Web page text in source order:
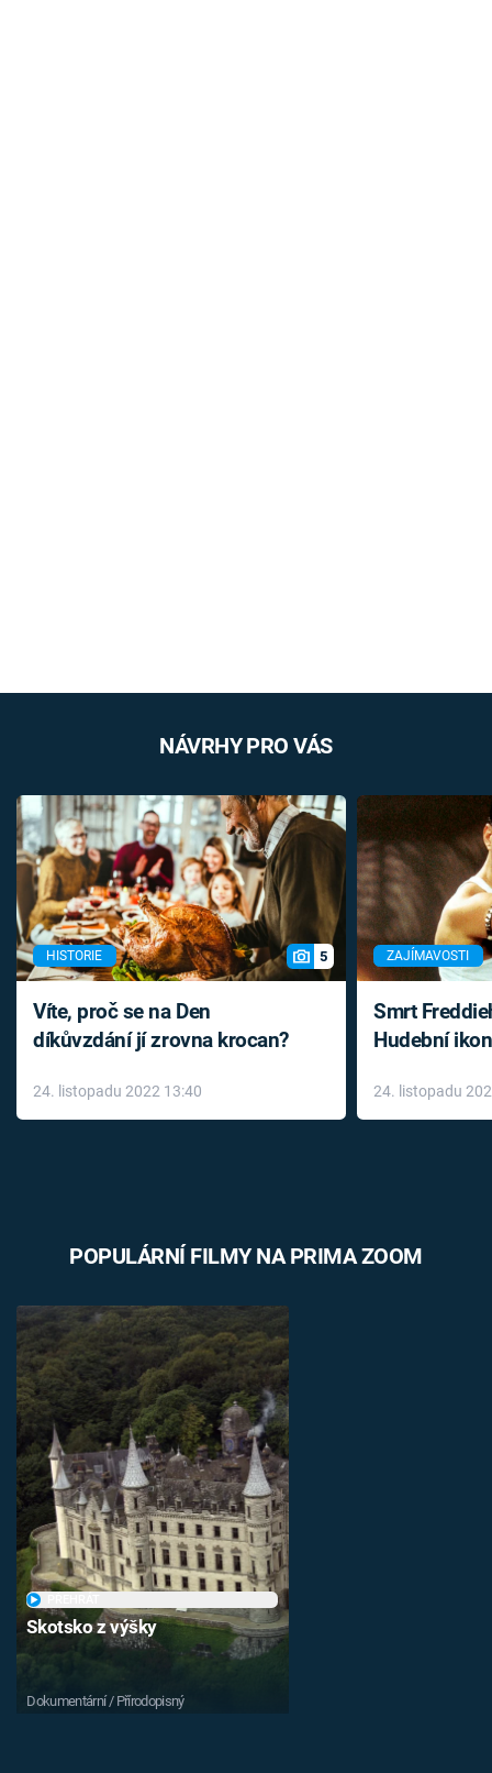
NÁVRHY PRO VÁS
HISTORIE 5
Víte, proč se na Den
díkůvzdání jí zrovna krocan?
24. listopadu 2022 13:40
ZAJÍMAVOSTI
Smrt
Hudební
léky
24. listopadu
POPULÁRNÍ FILMY NA PRIMA ZOOM
Skotsko z výšky
Dokumentární / Přírodopisný